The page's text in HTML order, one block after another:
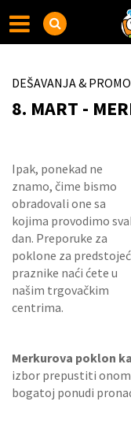
DEŠAVANJA &
8. MART -
Ipak, ponekad ne
znamo, čime bismo
obradovali one sa
kojima provodimo
dan. Preporuke za
poklone za
praznike naći ćete u
našim trgovačkim
centrima.
Merkurova poklon
izbor prepustiti
bogatoj ponudi